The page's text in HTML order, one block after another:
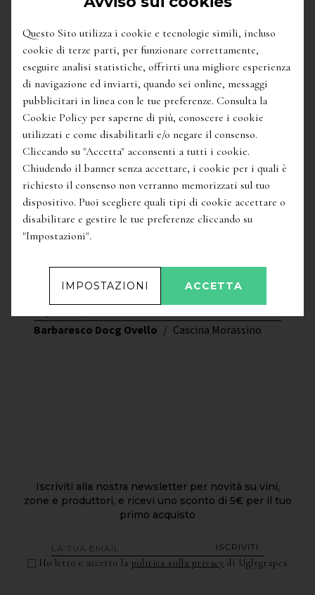
Barbaresco Docg Ovello / Cascina Morassino
Iscriviti alla nostra newsletter per novità su vini,
zone e produttori, e ricevi uno sconto di 5€ per il tuo
primo acquisto
ISCRIVITI
Ho letto e accetto la politica sulla privacy di Uglygrapes
Questo Sito utilizza i cookie e tecnologie simili, incluso
cookie di terze parti, per funzionare correttamente,
eseguire analisi statistiche, offrirti una migliore esperienza
di navigazione ed inviarti, quando sei online, messaggi
pubblicitari in linea con le tue preferenze. Consulta la
Cookie Policy per saperne di più, conoscere i cookie
utilizzati e come disabilitarli e/o negare il consenso.
Cliccando su "Accetta" acconsenti a tutti i cookie.
Chiudendo il banner senza accettare, i cookie per i quali è
richiesto il consenso non verranno memorizzati sul tuo
dispositivo. Puoi scegliere quali tipi di cookie accettare o
disabilitare e gestire le tue preferenze cliccando su
"Impostazioni".
IMPOSTAZIONI ACCETTA